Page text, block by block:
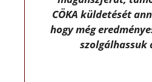
CÖKA küldetését
hogy még
szolgálhassuk